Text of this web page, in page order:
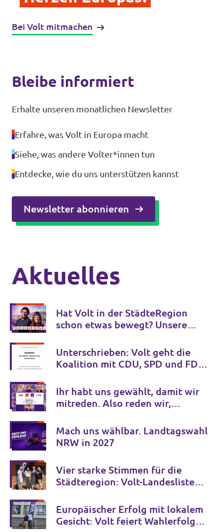
Bei Volt mitmachen
Bleibe informiert
Erhalte unseren monatlichen Newsletter
Erfahre, was Volt in Europa macht
Siehe, was andere Volter*innen tun
Entdecke, wie du uns unterstützen kannst
Newsletter abonnieren
Aktuelles
Hat Volt in der StädteRegion
schon etwas bewegt? Unsere
Unterschrieben: Volt geht die
Koalition mit CDU, SPD und FDP
Ihr habt uns gewählt, damit wir
mitreden. Also reden wir,
Mach uns wählbar. Landtagswahl
NRW in 2027
Vier starke Stimmen für die
Städteregion: Volt-Landesliste
Europäischer Erfolg mit lokalem
Gesicht: Volt feiert Wahlerfolge